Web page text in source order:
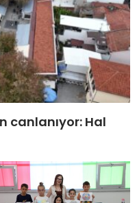
canlanıyor: Hal